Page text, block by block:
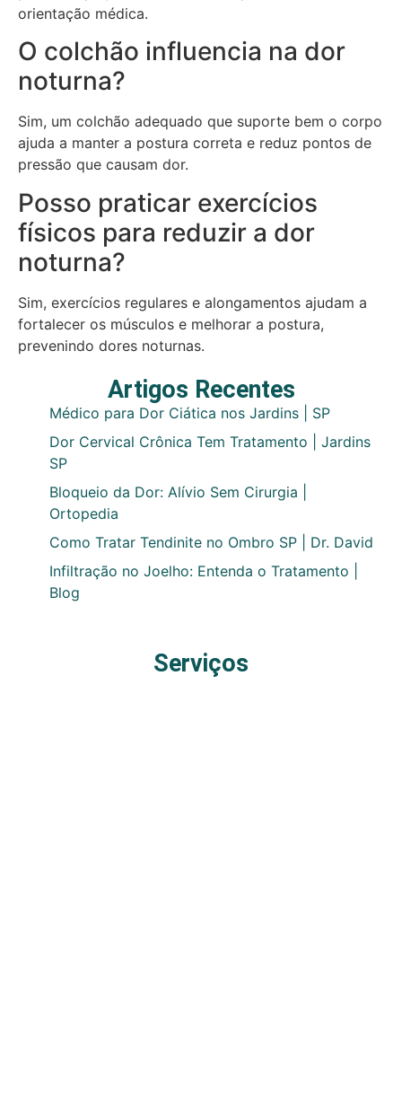
orientação médica.
O colchão influencia na dor
noturna?
Sim, um colchão adequado que suporte bem o corpo
ajuda a manter a postura correta e reduz pontos de
pressão que causam dor.
Posso praticar exercícios
físicos para reduzir a dor
noturna?
Sim, exercícios regulares e alongamentos ajudam a
fortalecer os músculos e melhorar a postura,
prevenindo dores noturnas.
Artigos Recentes
Médico para Dor Ciática nos Jardins | SP
Dor Cervical Crônica Tem Tratamento | Jardins
SP
Bloqueio da Dor: Alívio Sem Cirurgia |
Ortopedia
Como Tratar Tendinite no Ombro SP | Dr. David
Infiltração no Joelho: Entenda o Tratamento |
Blog
Serviços